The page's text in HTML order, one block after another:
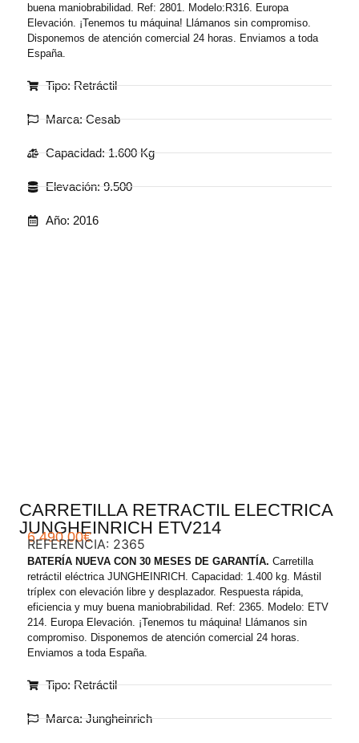
buena maniobrabilidad. Ref: 2801. Modelo:R316. Europa
Elevación. ¡Tenemos tu máquina! Llámanos sin compromiso.
Disponemos de atención comercial 24 horas. Enviamos a toda
España.
Tipo: Retráctil
Marca: Cesab
Capacidad: 1.600 Kg
Elevación: 9.500
Año: 2016
CARRETILLA RETRACTIL ELECTRICA
JUNGHEINRICH ETV214
6.490,00€
REFERENCIA: 2365
BATERÍA NUEVA CON 30 MESES DE GARANTÍA. Carretilla
retráctil eléctrica JUNGHEINRICH. Capacidad: 1.400 kg. Mástil
tríplex con elevación libre y desplazador. Respuesta rápida,
eficiencia y muy buena maniobrabilidad. Ref: 2365. Modelo: ETV
214. Europa Elevación. ¡Tenemos tu máquina! Llámanos sin
compromiso. Disponemos de atención comercial 24 horas.
Enviamos a toda España.
Tipo: Retráctil
Marca: Jungheinrich